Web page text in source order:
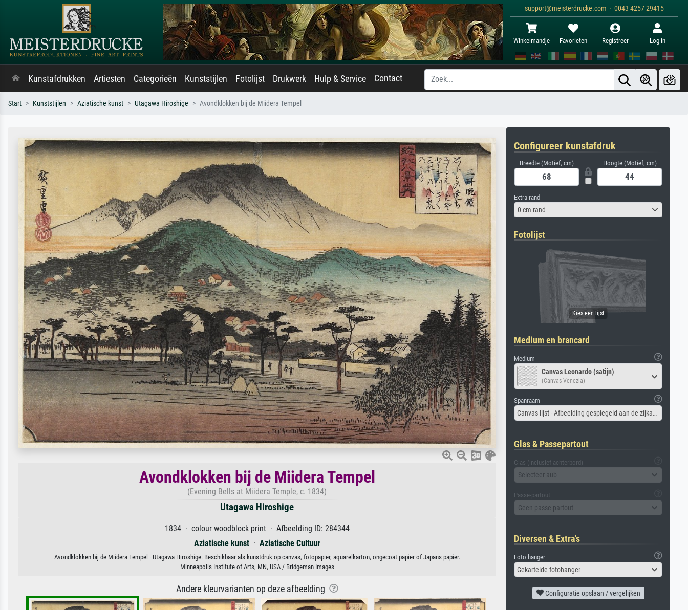
support@meisterdrucke.com · 0043 4257 29415
Winkelmandje Favorieten Registreer Log in
Kunstafdrukken Artiesten Categorieën Kunststijlen Fotolijst Drukwerk Hulp & Service Contact
Start Kunststijlen Aziatische kunst Utagawa Hiroshige Avondklokken bij de Miidera Tempel
Avondklokken bij de Miidera Tempel
(Evening Bells at Miidera Temple, c. 1834)
Utagawa Hiroshige
1834 · colour woodblock print · Afbeelding ID: 284344
Aziatische kunst· Aziatische Cultuur
Avondklokken bij de Miidera Tempel · Utagawa Hiroshige. Beschikbaar als kunstdruk op canvas, fotopapier, aquarelkarton, ongecoat papier of Japans papier.
Minneapolis Institute of Arts, MN, USA / Bridgeman Images
Andere kleurvarianten op deze afbeelding
Configureer kunstafdruk
Breedte (Motief, cm) Hoogte (Motief, cm)
Extra rand
0 cm rand
Fotolijst
Medium en brancard
Medium
Canvas Leonardo (satijn)
(Canvas Venezia)
Spanraam
Canvas lijst - Afbeelding gespiegeld aan de zijkant
Glas & Passepartout
Glas (inclusief achterbord)
Selecteer aub
Passe-partout
Geen passe-partout
Diversen & Extra's
Foto hanger
Gekartelde fotohanger
Configuratie opslaan / vergelijken